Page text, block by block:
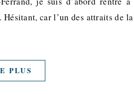
car l’un des attraits de
PLUS